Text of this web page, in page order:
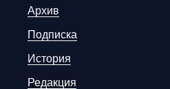
Архив
Подписка
История
Редакция